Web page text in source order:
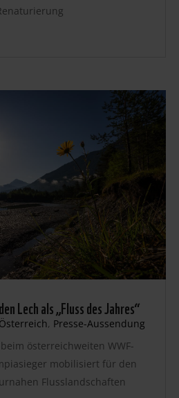
Lech als „Fluss des Jahres“
Österreich, Presse-Aussendung
österreichweiten WWF-
mobilisiert für den
Flusslandschaften